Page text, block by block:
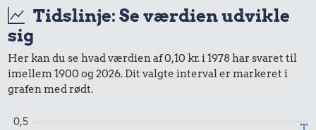
datidskroner er på baggrund af forbrugerprisindekset fra
Tidslinje: Se værdien udvikle
sig
Her kan du se hvad værdien af 0,10 kr. i 1978 har svaret til
imellem 1900 og 2026. Dit valgte interval er markeret i
grafen med rødt.
0,5